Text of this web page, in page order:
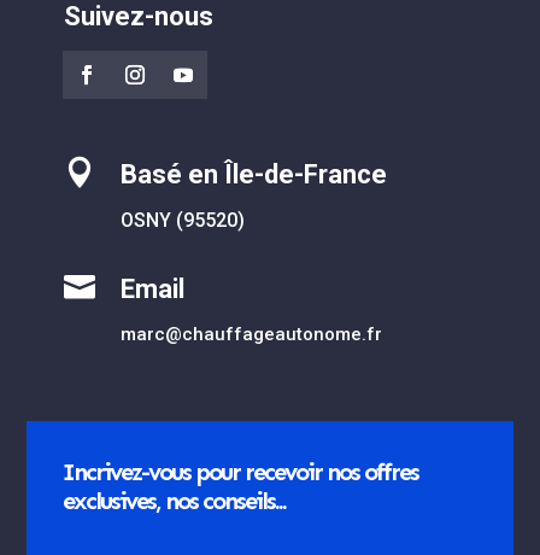
Suivez-nous
 Basé en Île-de-France
OSNY (95520)
 Email
marc@chauffageautonome.fr
Incrivez-vous pour recevoir nos offres
exclusives, nos conseils...